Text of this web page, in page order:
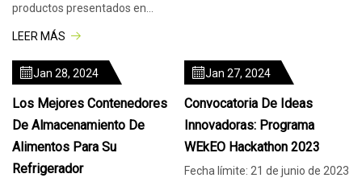
productos presentados en
Epicurious se seleccionan de
LEER MÁS
Jan 28, 2024
Los Mejores Contenedores
De Almacenamiento De
Alimentos Para Su
Refrigerador
Jan 27, 2024
Convocatoria De Ideas
Innovadoras: Programa
WEkEO Hackathon 2023
Fecha límite: 21 de junio de 2023